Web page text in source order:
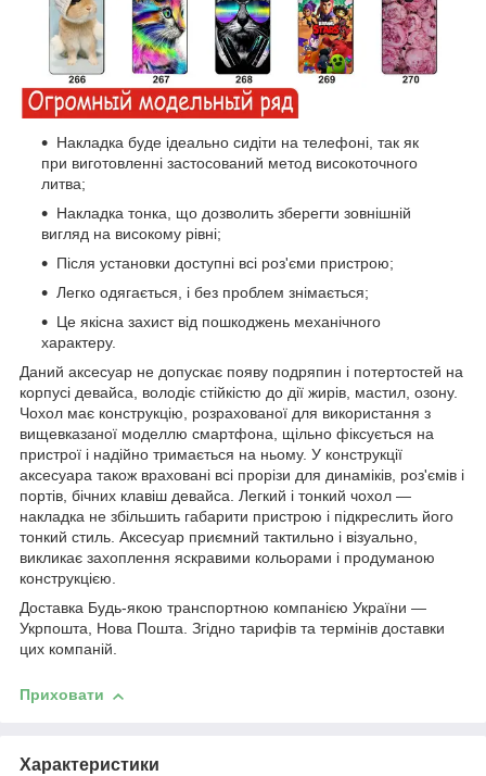
Накладка буде ідеально сидіти на телефоні, так як
при виготовленні застосований метод високоточного
литва;
Накладка тонка, що дозволить зберегти зовнішній
вигляд на високому рівні;
Після установки доступні всі роз'єми пристрою;
Легко одягається, і без проблем знімається;
Це якісна захист від пошкоджень механічного
характеру.
Даний аксесуар не допускає появу подряпин і потертостей на
корпусі девайса, володіє стійкістю до дії жирів, мастил, озону.
Чохол має конструкцію, розрахованої для використання з
вищевказаної моделлю смартфона, щільно фіксується на
пристрої і надійно тримається на ньому. У конструкції
аксесуара також враховані всі прорізи для динаміків, роз'ємів і
портів, бічних клавіш девайса. Легкий і тонкий чохол ―
накладка не збільшить габарити пристрою і підкреслить його
тонкий стиль. Аксесуар приємний тактильно і візуально,
викликає захоплення яскравими кольорами і продуманою
конструкцією.
Доставка Будь-якою транспортною компанією України ―
Укрпошта, Нова Пошта. Згідно тарифів та термінів доставки
цих компаній.
Приховати
Характеристики